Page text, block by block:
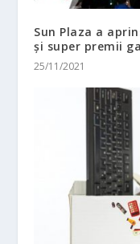
Sun Plaza a
și super premii
25/11/2021